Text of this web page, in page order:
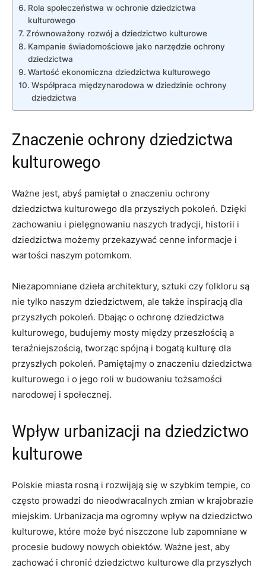
Rola ​społeczeństwa w ochronie‌ dziedzictwa
kulturowego
Zrównoważony rozwój a⁤ dziedzictwo kulturowe
Kampanie świadomościowe jako narzędzie ⁤ochrony
dziedzictwa
Wartość‍ ekonomiczna dziedzictwa​ kulturowego
Współpraca międzynarodowa⁤ w dziedzinie ochrony
dziedzictwa
Znaczenie ‍ochrony ‌dziedzictwa
kulturowego
Ważne jest, abyś pamiętał o znaczeniu ochrony
dziedzictwa kulturowego dla⁢ przyszłych pokoleń. Dzięki ​
zachowaniu ​i⁢ pielęgnowaniu ⁢naszych ‌tradycji, historii i
dziedzictwa możemy przekazywać⁤ cenne ⁤informacje i
⁢wartości naszym potomkom.
Niezapomniane dzieła architektury, sztuki czy⁢ folkloru ⁤są
nie⁤ tylko⁣ naszym‌ dziedzictwem, ale​ także ⁣inspiracją dla⁣
przyszłych pokoleń. Dbając o ochronę dziedzictwa
kulturowego, budujemy mosty między przeszłością ​a
teraźniejszością, tworząc⁢ spójną i bogatą ⁤kulturę dla
przyszłych pokoleń. ​Pamiętajmy‍ o znaczeniu ⁤dziedzictwa
kulturowego i o‌ jego roli w budowaniu⁤ tożsamości
⁣narodowej i społecznej.
Wpływ urbanizacji na dziedzictwo
kulturowe
Polskie miasta rosną i⁤ rozwijają się w szybkim⁣ tempie, ⁢co
często‍ prowadzi do nieodwracalnych zmian⁢ w krajobrazie‍
miejskim. Urbanizacja ma⁢ ogromny wpływ⁢ na dziedzictwo​
kulturowe, ​które może być niszczone ⁢lub zapomniane w
procesie budowy nowych obiektów.‍ Ważne jest,​ aby
‌zachować i chronić dziedzictwo ⁢kulturowe ‍dla przyszłych